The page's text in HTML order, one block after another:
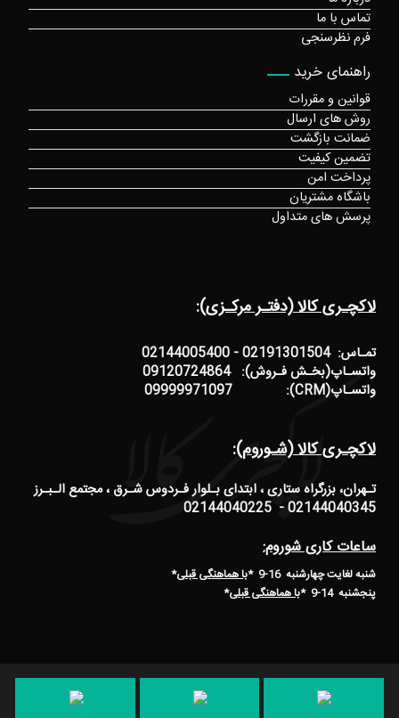
لاکچـری کالا (دفتـر مرکـزی):
تمـاس: 02191301504 - 02144005400
واتسـاپ(بخـش فـروش): 09120724864
واتسـاپ(CRM): 09999971097
لاکچـری کالا (شـوروم):
تـهران، بزرگراه ستاری ، ابتدای بـلوار فـردوس شـرق ، مجتمع الـبـرز
02144040345 - 02144040225
ساعات کاری شوروم:
شنبه لغایت چهارشنبه 16-9 * با هماهنگی قبلی*
پنجشنبه 14-9
*با هماهنگی قبلی*
تماس با ما
فرم نظرسنجی
راهنمای خرید
قوانین و مقررات
روش های ارسال
ضمانت بازگشت
تضمین کیفیت
پرداخت امن
باشگاه مشتریان
پرسش های متداول